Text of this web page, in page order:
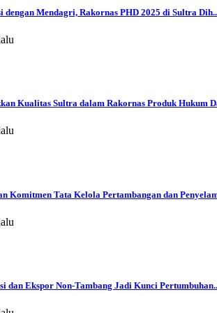
dengan Mendagri, Rakornas PHD 2025 di Sultra
Kualitas Sultra dalam Rakornas Produk Hukum
Komitmen Tata Kelola Pertambangan dan
dan Ekspor Non-Tambang Jadi Kunci